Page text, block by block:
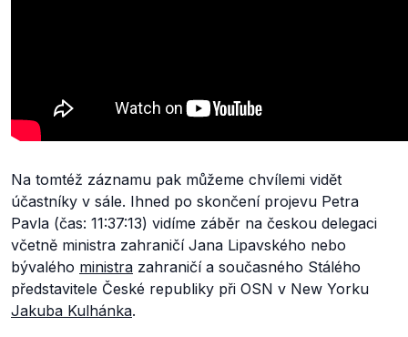
Na tomtéž záznamu pak můžeme chvílemi vidět
účastníky v sále. Ihned po skončení projevu Petra
Pavla (čas: 11:37:13) vidíme záběr na českou delegaci
včetně ministra zahraničí Jana Lipavského nebo
bývalého ministra zahraničí a současného Stálého
představitele České republiky při OSN v New Yorku
Jakuba Kulhánka.